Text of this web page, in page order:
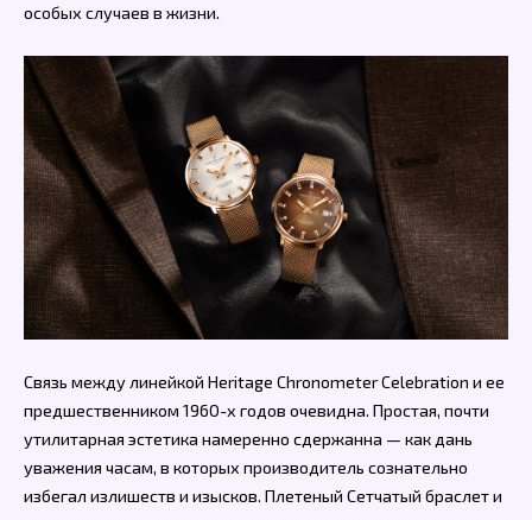
особых случаев в жизни.
Связь между линейкой Heritage Chronometer Celebration и ее
предшественником 1960-х годов очевидна. Простая, почти
утилитарная эстетика намеренно сдержанна — как дань
уважения часам, в которых производитель сознательно
избегал излишеств и изысков. Плетеный Сетчатый браслет и